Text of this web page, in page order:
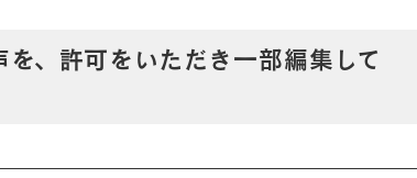
、許可をいただき一部編集して